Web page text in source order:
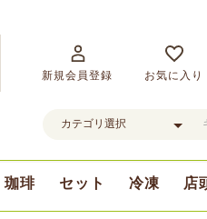
新規会員登録
お気に入り
珈琲 セット 冷凍 店